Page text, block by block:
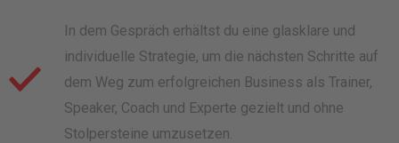
In dem Gespräch erhältst du eine glasklare und
individuelle Strategie, um die nächsten Schritte auf
dem Weg zum erfolgreichen Business als Trainer,
Speaker, Coach und Experte gezielt und ohne
Stolpersteine umzusetzen.